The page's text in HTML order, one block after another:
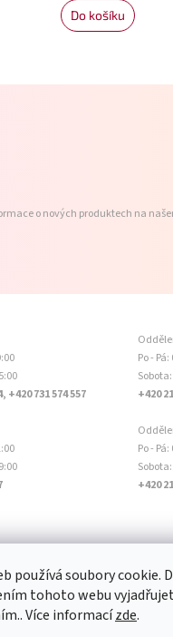
používá soubory cookie.
tohoto webu
Více informacízde.
Do košíku
o nových produktech na
+420 731 574 557
Po -
+420
Po -
+420